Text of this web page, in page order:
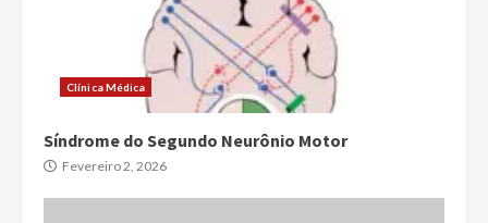
Clínica Médica
Síndrome do Segundo Neurônio Motor
Fevereiro 2, 2026